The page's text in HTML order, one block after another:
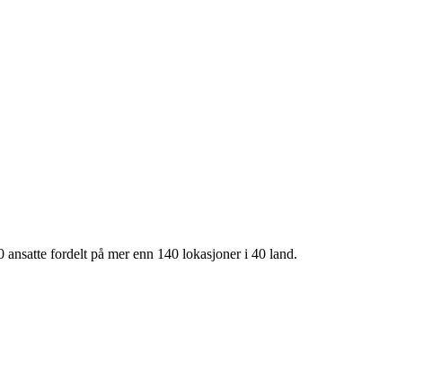
fordelt på mer enn 140 lokasjoner i 40 land.